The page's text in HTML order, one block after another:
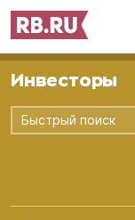
Инвесторы
Быстрый поиск